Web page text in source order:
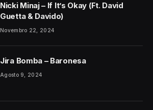
Nicki Minaj – If It’s Okay (Ft. David
Guetta & Davido)
Novembro 22, 2024
Jira Bomba – Baronesa
Agosto 9, 2024